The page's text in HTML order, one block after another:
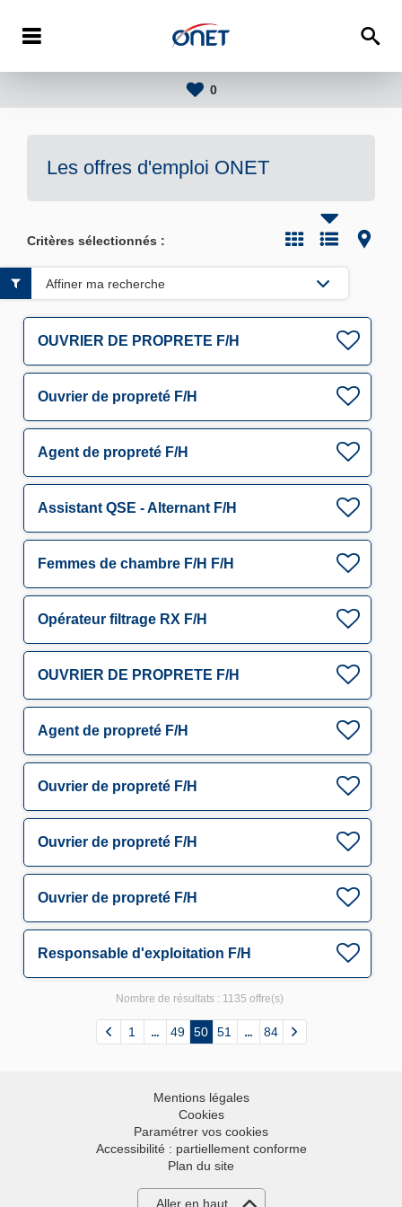
0
Les offres d'emploi ONET
Critères sélectionnés :
OUVRIER DE PROPRETE F/H
Ouvrier de propreté F/H
Agent de propreté F/H
Assistant QSE - Alternant F/H
Femmes de chambre F/H F/H
Opérateur filtrage RX F/H
OUVRIER DE PROPRETE F/H
Agent de propreté F/H
Ouvrier de propreté F/H
Ouvrier de propreté F/H
Ouvrier de propreté F/H
Responsable d'exploitation F/H
Affiner ma recherche
Nombre de résultats : 1135 offre(s)
1 49 50 51 84
Mentions légales
Cookies
Paramétrer vos cookies
Accessibilité : partiellement conforme
Plan du site
Aller en haut